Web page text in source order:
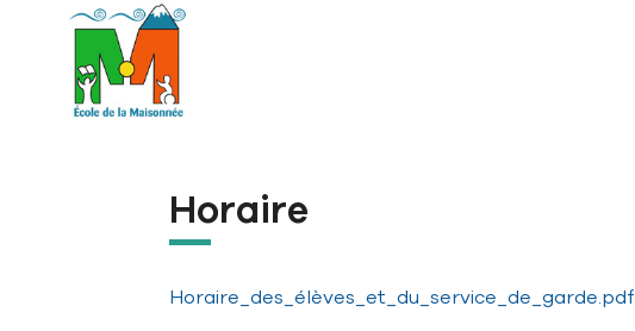
Aller à la navigation principale
Aller au contenu principal
Passer au pied de page
Horaire
Horaire_des_élèves_et_du_service_de_garde.pdf